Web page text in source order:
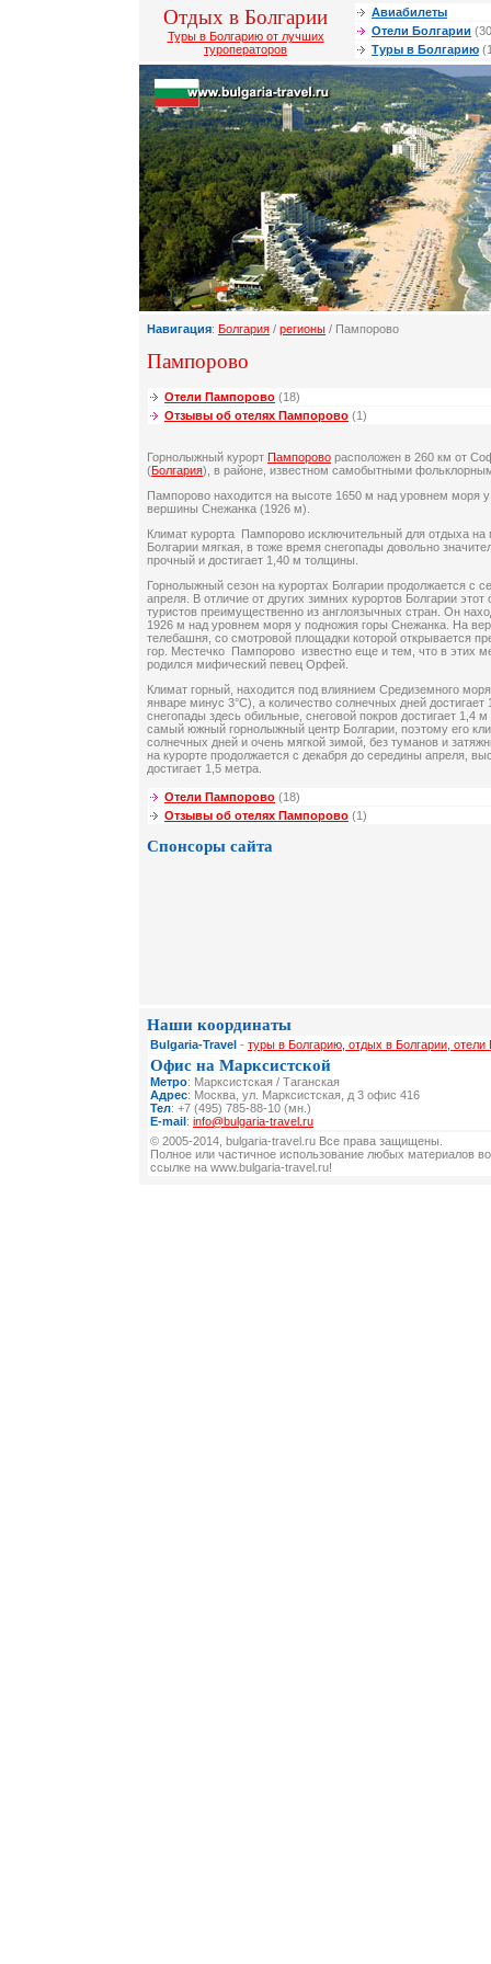
Отдых в Болгарии
Туры в Болгарию от лучших
туроператоров
Авиабилеты
Отели Болгарии
Туры в Болгарию
Навигация: Болгария / регионы / Пампорово
Пампорово
Отели Пампорово (18)
Отзывы об отелях Пампорово (1)
Горнолыжный курорт Пампорово расположен в 260 км от
(Болгария), в районе, известном самобытными
Пампорово находится на высоте 1650 м над уровнем моря
вершины Снежанка (1926 м).
Климат курорта Пампорово исключительный для отдыха
Болгарии мягкая, в тоже время снегопады довольно
прочный и достигает 1,40 м толщины.
Горнолыжный сезон на курортах Болгарии продолжается с
апреля. В отличие от других зимних курортов Болгарии
туристов преимущественно из англоязычных стран. Он
1926 м над уровнем моря у подножия горы Снежанка. На
телебашня, со смотровой площадки которой открывается
гор. Местечко Пампорово известно еще и тем, что в этих
родился мифический певец Орфей.
Климат горный, находится под влиянием Средиземного
январе минус 3°С), а количество солнечных дней
снегопады здесь обильные, снеговой покров достигает
самый южный горнолыжный центр Болгарии, поэтому его
солнечных дней и очень мягкой зимой, без туманов и
на курорте продолжается с декабря до середины апреля,
достигает 1,5 метра.
Отели Пампорово (18)
Отзывы об отелях Пампорово (1)
Спонсоры сайта
Наши координаты
Bulgaria-Travel - туры в Болгарию, отдых в Болгарии, отели
Офис на Марксистской
Метро: Марксистская / Таганская
Адрес: Москва, ул. Марксистская, д 3 офис 416
Тел: +7 (495) 785-88-10 (мн.)
E-mail: info@bulgaria-travel.ru
© 2005-2014, bulgaria-travel.ru Все права защищены.
Полное или частичное использование любых материалов
ссылке на www.bulgaria-travel.ru!